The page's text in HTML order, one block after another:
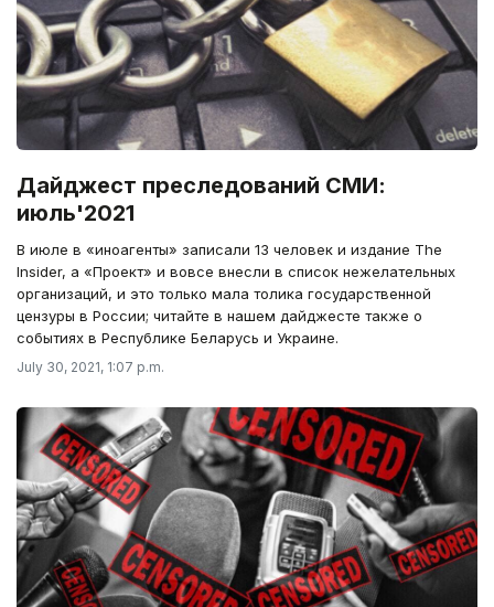
Дайджест преследований СМИ:
июль'2021
В июле в «иноагенты» записали 13 человек и издание The
Insider, а «Проект» и вовсе внесли в список нежелательных
организаций, и это только мала толика государственной
цензуры в России; читайте в нашем дайджесте также о
событиях в Республике Беларусь и Украине.
July 30, 2021, 1:07 p.m.